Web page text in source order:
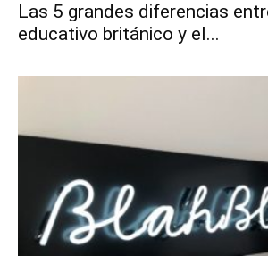
Las 5 grandes diferencias
educativo británico y el...